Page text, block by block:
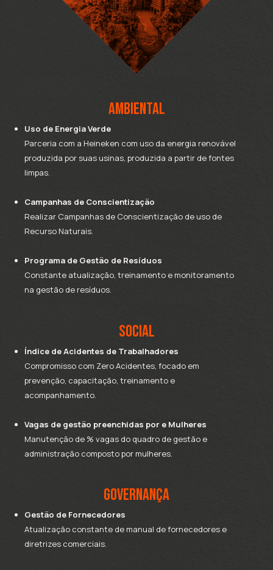
AMBIENTAL
Uso de Energia Verde
Parceria com a Heineken com uso da energia renovável
produzida por suas usinas, produzida a partir de fontes
limpas.
Campanhas de Conscientização
Realizar Campanhas de Conscientização de uso de
Recurso Naturais.
Programa de Gestão de Resíduos
Constante atualização, treinamento e monitoramento
na gestão de resíduos.
sOCIAL
Índice de Acidentes de Trabalhadores
Compromisso com Zero Acidentes, focado em
prevenção, capacitação, treinamento e
acompanhamento.
Vagas de gestão preenchidas por e Mulheres
Manutenção de % vagas do quadro de gestão e
administração composto por mulheres.
GOVERNANÇA
Gestão de Fornecedores
Atualização constante de manual de fornecedores e
diretrizes comerciais.